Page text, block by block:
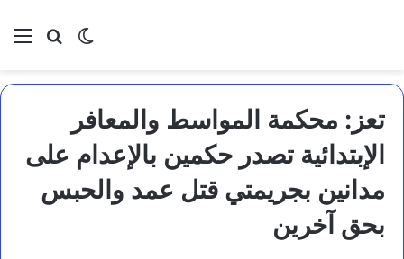
بحثالوضع
تعز: محكمة المواسط والمعافر
الإبتدائية تصدر حكمين بالإعدام على
مدانين بجريمتي قتل عمد والحبس
بحق آخرين